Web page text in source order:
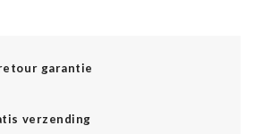
garantie
verzending